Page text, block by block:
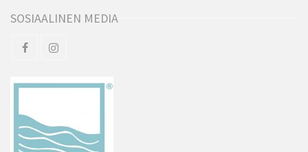
SOSIAALINEN MEDIA